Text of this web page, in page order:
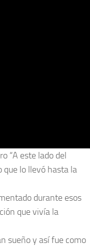
“A este lado del
que lo llevó hasta la
durante esos
que vivía la
sueño y así fue como